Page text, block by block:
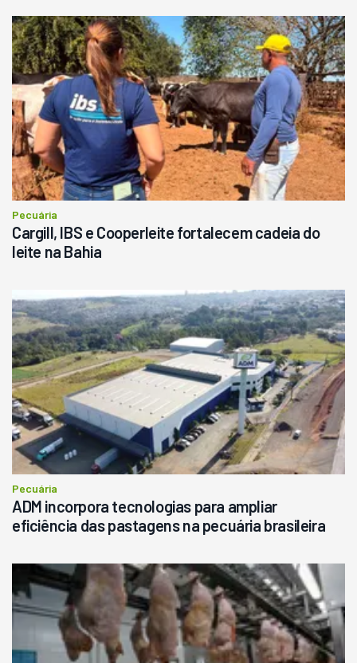
Pecuária
Cargill, IBS e Cooperleite fortalecem cadeia do
leite na Bahia
Pecuária
ADM incorpora tecnologias para ampliar
eficiência das pastagens na pecuária brasileira